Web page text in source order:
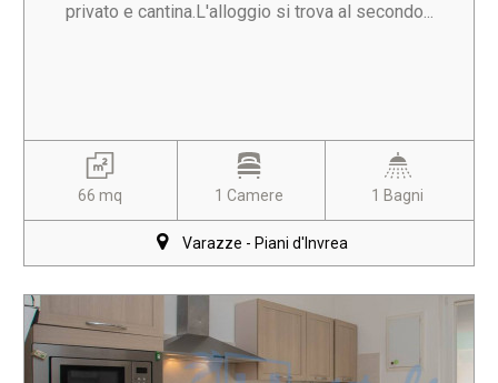
privato e cantina.L'alloggio si trova al secondo...
66 mq 1 Camere 1 Bagni
Varazze - Piani d'Invrea